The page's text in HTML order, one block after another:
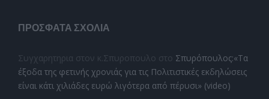
ΠΡΌΣΦΑΤΑ ΣΧΌΛΙΑ
Συγχαρητηρια στον κ.Σπυροπουλο στο Σπυρόπουλος:«Τα
έξοδα της φετινής χρονιάς για τις Πολιτιστικές εκδηλώσεις
είναι κάτι χιλιάδες ευρώ λιγότερα από πέρυσι» (video)